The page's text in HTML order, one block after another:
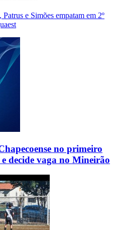
e Simões empatam em 2º
no primeiro
decide vaga no Mineirão